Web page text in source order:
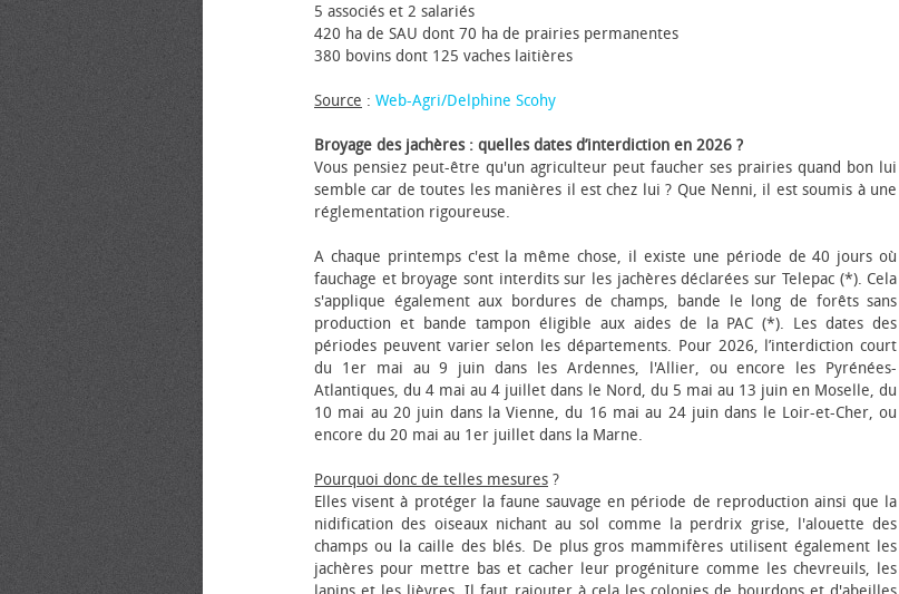
5 associés et 2 salariés
420 ha de SAU dont 70 ha de prairies permanentes
380 bovins dont 125 vaches laitières
Source : Web-Agri/Delphine Scohy
Broyage des jachères : quelles dates d’interdiction en 2026 ?
Vous pensiez peut-être qu'un agriculteur peut faucher ses prairies quand bon lui
semble car de toutes les manières il est chez lui ? Que Nenni, il est soumis à une
réglementation rigoureuse.
A chaque printemps c'est la même chose, il existe une période de 40 jours où
fauchage et broyage sont interdits sur les jachères déclarées sur Telepac (*). Cela
s'applique également aux bordures de champs, bande le long de forêts sans
production et bande tampon éligible aux aides de la PAC (*). Les dates des
périodes peuvent varier selon les départements. Pour 2026, l’interdiction court
du 1er mai au 9 juin dans les Ardennes, l'Allier, ou encore les Pyrénées-
Atlantiques, du 4 mai au 4 juillet dans le Nord, du 5 mai au 13 juin en Moselle, du
10 mai au 20 juin dans la Vienne, du 16 mai au 24 juin dans le Loir-et-Cher, ou
encore du 20 mai au 1er juillet dans la Marne.
Pourquoi donc de telles mesures ?
Elles visent à protéger la faune sauvage en période de reproduction ainsi que la
nidification des oiseaux nichant au sol comme la perdrix grise, l'alouette des
champs ou la caille des blés. De plus gros mammifères utilisent également les
jachères pour mettre bas et cacher leur progéniture comme les chevreuils, les